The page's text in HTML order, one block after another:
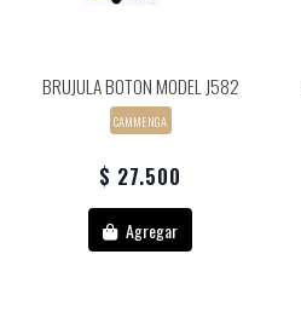
BRUJULA BOTON MODEL J582
CAMMENGA
$ 27.500
Agregar